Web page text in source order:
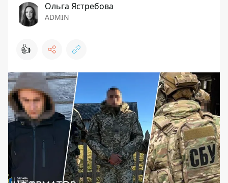
Ольга Ястребова
ADMIN
👍